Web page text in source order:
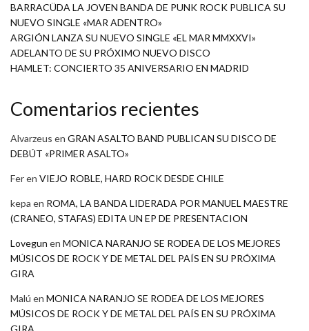
BARRACÜDA LA JOVEN BANDA DE PUNK ROCK PUBLICA SU
NUEVO SINGLE «MAR ADENTRO»
ARGIÓN LANZA SU NUEVO SINGLE «EL MAR MMXXVI»
ADELANTO DE SU PRÓXIMO NUEVO DISCO
HAMLET: CONCIERTO 35 ANIVERSARIO EN MADRID
Comentarios recientes
Alvarzeus en GRAN ASALTO BAND PUBLICAN SU DISCO DE
DEBÚT «PRIMER ASALTO»
Feren VIEJO ROBLE, HARD ROCK DESDE CHILE
kepa en ROMA, LA BANDA LIDERADA POR MANUEL MAESTRE
(CRANEO, STAFAS) EDITA UN EP DE PRESENTACION
Lovegun en MONICA NARANJO SE RODEA DE LOS MEJORES
MÚSICOS DE ROCK Y DE METAL DEL PAÍS EN SU PRÓXIMA
GIRA
Malú en MONICA NARANJO SE RODEA DE LOS MEJORES
MÚSICOS DE ROCK Y DE METAL DEL PAÍS EN SU PRÓXIMA
GIRA